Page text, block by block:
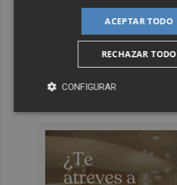
ACEPTAR TODO
RECHAZAR TODO
CONFIGURAR